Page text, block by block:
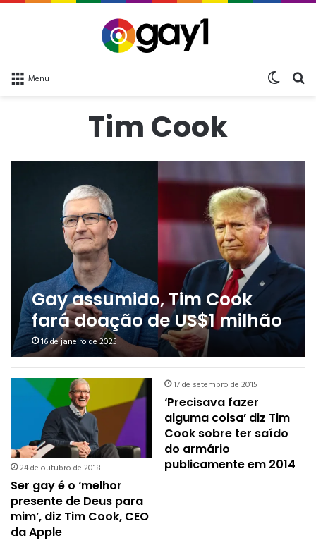
Menu
Tim Cook
Gay assumido, Tim Cook
fará doação de US$1 milhão
para a posse de Trump
16 de janeiro de 2025
24 de outubro de 2018
Ser gay é o ‘melhor
presente de Deus para
mim’, diz Tim Cook, CEO
da Apple
17 de setembro de 2015
‘Precisava fazer
alguma coisa’ diz Tim
Cook sobre ter saído
do armário
publicamente em 2014